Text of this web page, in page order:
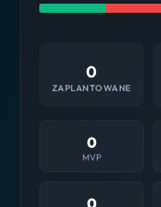
0
ZAPLANTOWANE
0
MVP
0